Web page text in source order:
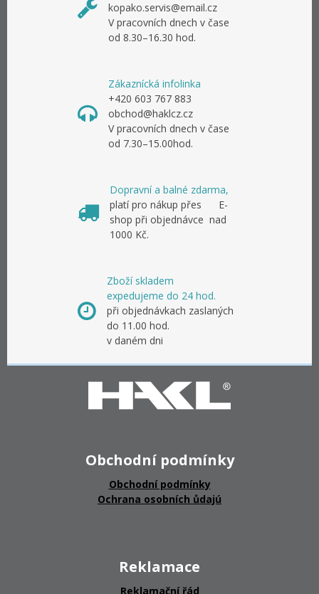
kopako.servis@email.cz
V pracovních dnech v čase
od 8.30–16.30 hod.
Zákaznícká infolinka
+420 603 767 883
obchod@haklcz.cz
V pracovních dnech v čase
od 7.30–15.00hod.
Dopravní a balné zdarma,
platí pro nákup přes E-
shop při objednávce nad
1000 Kč.
Zboží skladem
expedujeme do 24 hod.
při objednávkach zaslaných
do 11.00 hod.
v daném dni
Obchodní podmínky
Obchodní podmínky
Ochrana osobních ůdajú
Reklamace
Reklamační řád